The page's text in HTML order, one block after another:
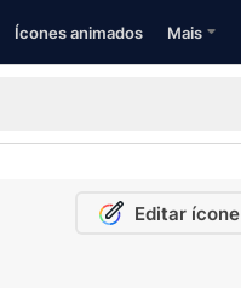
Ícones animados Mais
Editar ícone